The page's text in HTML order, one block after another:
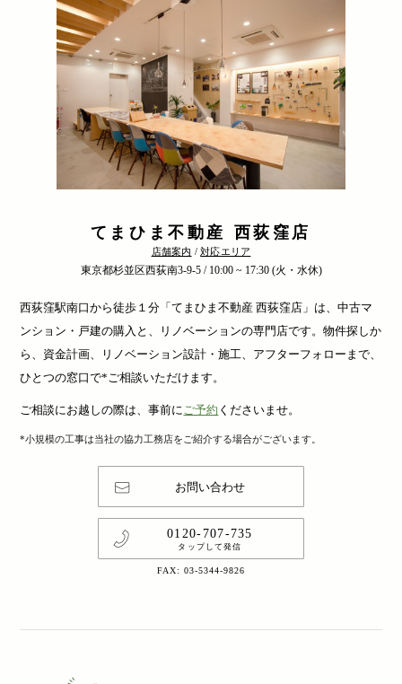
てまひま不動産 西荻窪店
店舗案内 /対応エリア
東京都杉並区西荻南3-9-5 / 10:00 ~ 17:30 (火・水休)
西荻窪駅南口から徒歩１分「てまひま不動産 西荻窪店」は、中古マ
ンション・戸建の購入と、リノベーションの専門店です。物件探しか
ら、資金計画、リノベーション設計・施工、アフターフォローまで、
ひとつの窓口で*ご相談いただけます。
ご相談にお越しの際は、事前にご予約 くださいませ。
*小規模の工事は当社の協力工務店をご紹介する場合がございます。
お問い合わせ
0120-707-735
タップして発信
FAX: 03-5344-9826